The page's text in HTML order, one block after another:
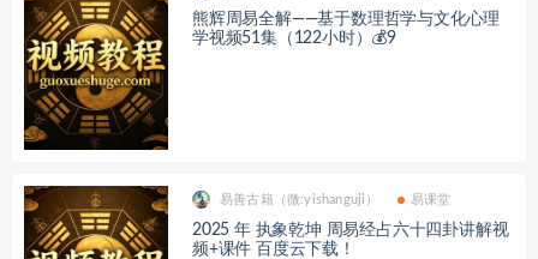
熊辉周易全解——基于数理哲学与文化心理
学视频51集（122小时）💰9
易善古籍（微:yishanguji） 易课堂
2025 年 执象乾坤 周易经占六十四卦讲解视
频+课件 百度云下载！